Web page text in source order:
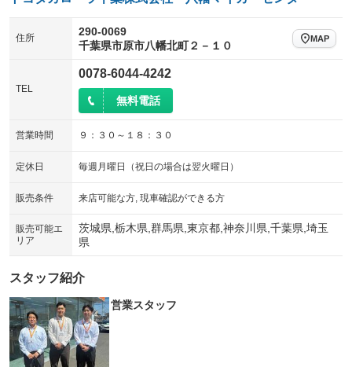
住所
290-0069
千葉県市原市八幡北町２－１０
MAP
TEL
0078-6044-4242
無料電話
営業時間 ９：３０～１８：３０
定休日 毎週月曜日（祝日の場合は翌火曜日）
販売条件 来店可能な方, 現車確認ができる方
販売可能エ
リア
茨城県,栃木県,群馬県,東京都,神奈川県,千葉県,埼玉
県
スタッフ紹介
営業スタッフ